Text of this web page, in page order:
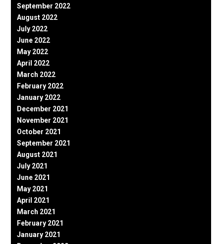
September 2022
August 2022
July 2022
June 2022
May 2022
April 2022
March 2022
February 2022
January 2022
December 2021
November 2021
October 2021
September 2021
August 2021
July 2021
June 2021
May 2021
April 2021
March 2021
February 2021
January 2021